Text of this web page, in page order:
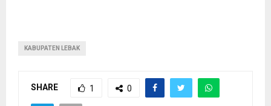
KABUPATEN LEBAK
SHARE 1 0